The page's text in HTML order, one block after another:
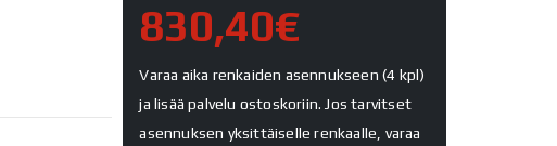
830,40€
Varaa aika renkaiden asennukseen (4 kpl)
ja lisää palvelu ostoskoriin. Jos tarvitset
asennuksen yksittäiselle renkaalle, varaa